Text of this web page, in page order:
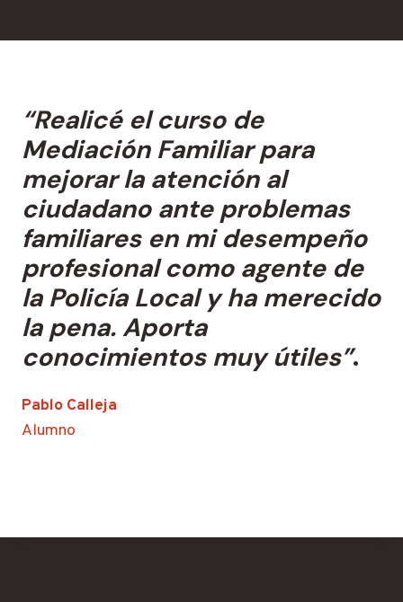
“Realicé el curso de
Mediación Familiar para
mejorar la atención al
ciudadano ante problemas
familiares en mi desempeño
profesional como agente de
la Policía Local y ha merecido
la pena. Aporta
conocimientos muy útiles”.
Pablo Calleja
Alumno